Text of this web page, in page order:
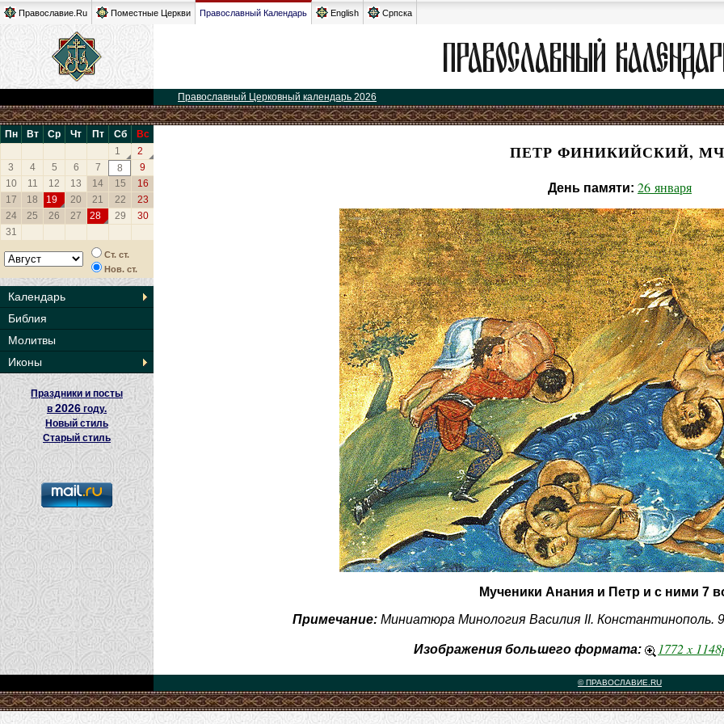
Православие.Ru Поместные Церкви Православный Календарь English Српска
Православный Церковный календарь 2026
Пн Вт Ср Чт Пт Сб
Вс
1
2
3
4 5 6 7 8
9
10
11 12 13 14 15
16
17
18 19 20 21 22
23
24
25 26 27 28 29
30
31
Ст. ст.
Нов. ст.
Календарь
Библия
Молитвы
Иконы
Праздники и посты
в2026 году.
Новый стиль
Старый стиль
ПЕТР ФИНИКИЙСКИЙ,
День памяти: 26 января
Мученики Анания и Петр и с ними 7
Примечание:Миниатюра Минология Василия II. Константинополь.
Изображения большего формата: 1772 x
© ПРАВОСЛАВИЕ.RU